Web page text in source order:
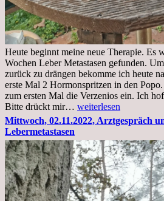
Heute beginnt meine neue Therapie. Es
Wochen Leber Metastasen gefunden.
zurück zu drängen bekomme ich heute
erste Mal 2 Hormonspritzen in den
zum ersten Mal die Verzenios ein. Ich
Bitte drückt mir… Mittwoch,
09.11.2022
weiterlesen
Mittwoch, 02.11.2022, Arztgespräch
Lebermetastasen